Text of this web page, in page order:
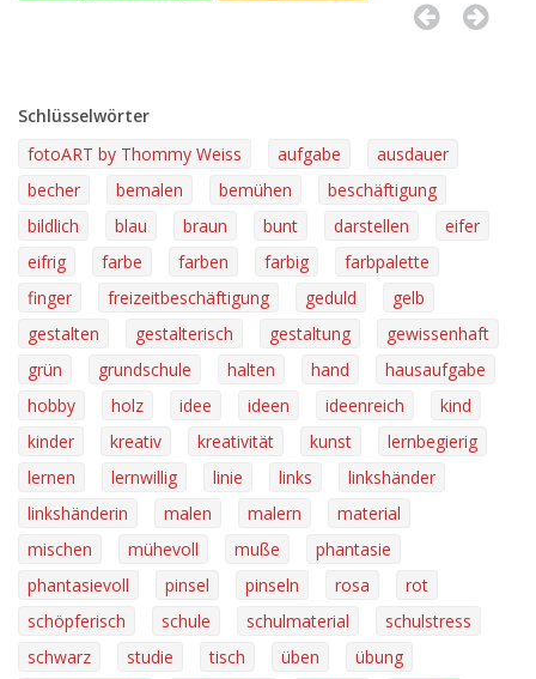
Schlüsselwörter
fotoART by Thommy Weiss
aufgabe
ausdauer
becher
bemalen bemühen
beschäftigung
bildlich
blau braun bunt darstellen
eifer
eifrig
farbe farben farbig
farbpalette
finger
freizeitbeschäftigung geduld
gelb
gestalten
gestalterisch gestaltung
gewissenhaft
grün
grundschule halten hand
hausaufgabe
hobby
holz idee ideen ideenreich
kind
kinder
kreativ kreativität kunst
lernbegierig
lernen
lernwillig linie links
linkshänder
linkshänderin
malen malern
material
mischen
mühevoll muße
phantasie
phantasievoll
pinsel pinseln rosa
rot
schöpferisch
schule schulmaterial
schulstress
schwarz
studie tisch üben
übung